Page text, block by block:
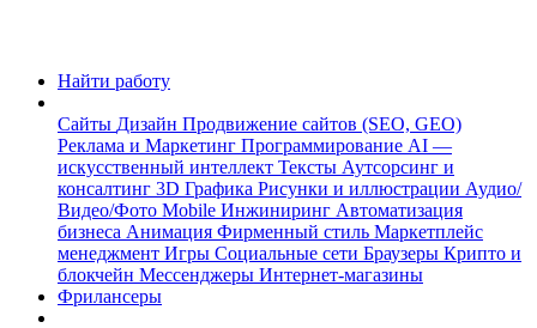
Найти работу
Сайты Дизайн Продвижение сайтов (SEO, GEO)
Реклама и Маркетинг Программирование AI —
искусственный интеллект Тексты Аутсорсинг и
консалтинг 3D Графика Рисунки и иллюстрации Аудио/
Видео/Фото Mobile Инжиниринг Автоматизация
бизнеса Анимация Фирменный стиль Маркетплейс
менеджмент Игры Социальные сети Браузеры Крипто и
блокчейн Мессенджеры Интернет-магазины
Фрилансеры